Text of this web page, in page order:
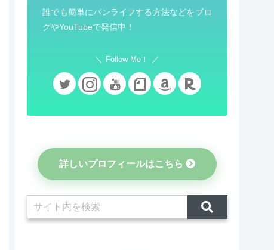
誰でも簡単にバンライフする方法などをブロ
グやYouTubeで発信中！
Follow Me！
詳しいプロフィールはこちら